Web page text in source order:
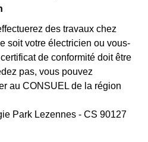
des travaux chez
soit votre électricien ou vous-
de conformité doit être
pas, vous pouvez
au CONSUEL de la région
Park Lezennes - CS 90127